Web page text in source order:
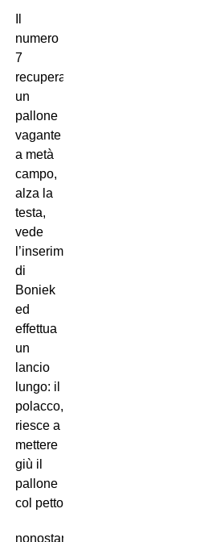
numero
7
recupera
un
pallone
vagante
a metà
campo,
alza la
testa,
vede
l’inserimento
di
Boniek
ed
effettua
un
lancio
lungo: il
polacco,
riesce a
mettere
giù il
pallone
col petto
nonostante